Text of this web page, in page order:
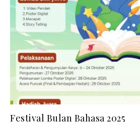
Festival Bulan Bahasa 2025